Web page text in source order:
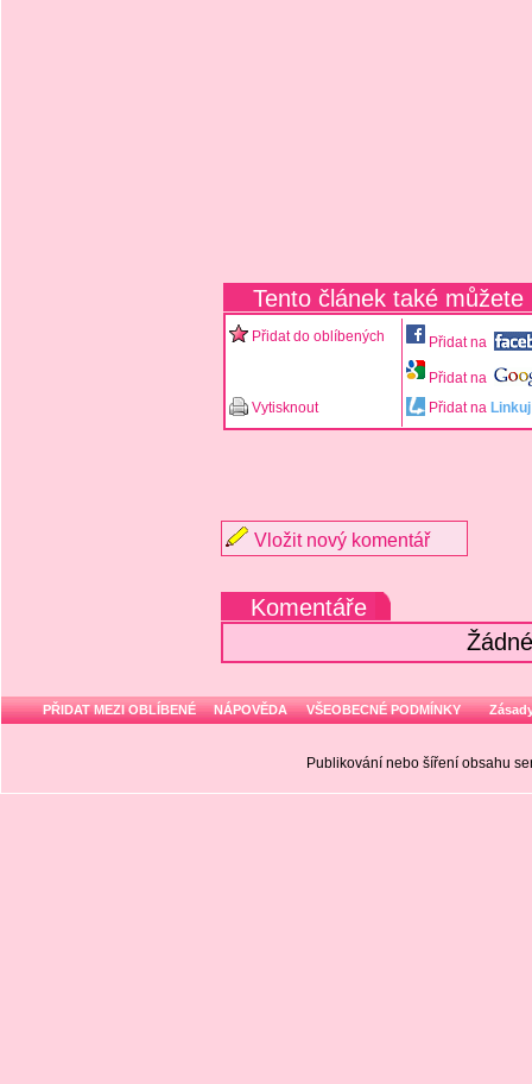
Tento článek také můžete
Přidat do oblíbených Přidat na
Přidat na
Vytisknout
Přidat na Linkuj
Vložit nový komentář
Komentáře
PŘIDAT MEZI OBLÍBENÉ NÁPOVĚDA VŠEOBECNÉ PODMÍNKY
Publikování nebo šíření obsahu